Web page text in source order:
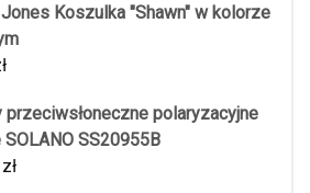
Koszulka "Shawn" w kolorze
przeciwsłoneczne polaryzacyjne
SS20955B
zł